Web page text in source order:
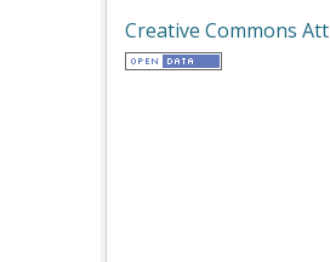
Creative Commons